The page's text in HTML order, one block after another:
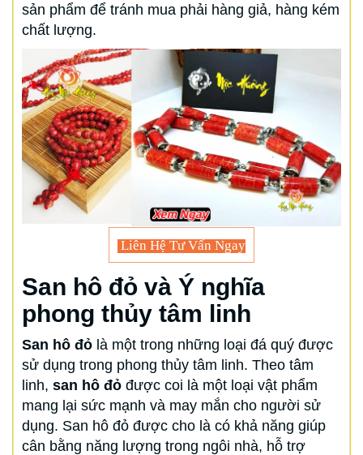
sản phẩm để tránh mua phải hàng giả, hàng kém
chất lượng.
Liên Hệ Tư Vấn Ngay
San hô đỏ và Ý nghĩa
phong thủy tâm linh
San hô đỏ là một trong những loại đá quý được
sử dụng trong phong thủy tâm linh. Theo tâm
linh, san hô đỏ được coi là một loại vật phẩm
mang lại sức mạnh và may mắn cho người sử
dụng. San hô đỏ được cho là có khả năng giúp
cân bằng năng lượng trong ngôi nhà, hỗ trợ